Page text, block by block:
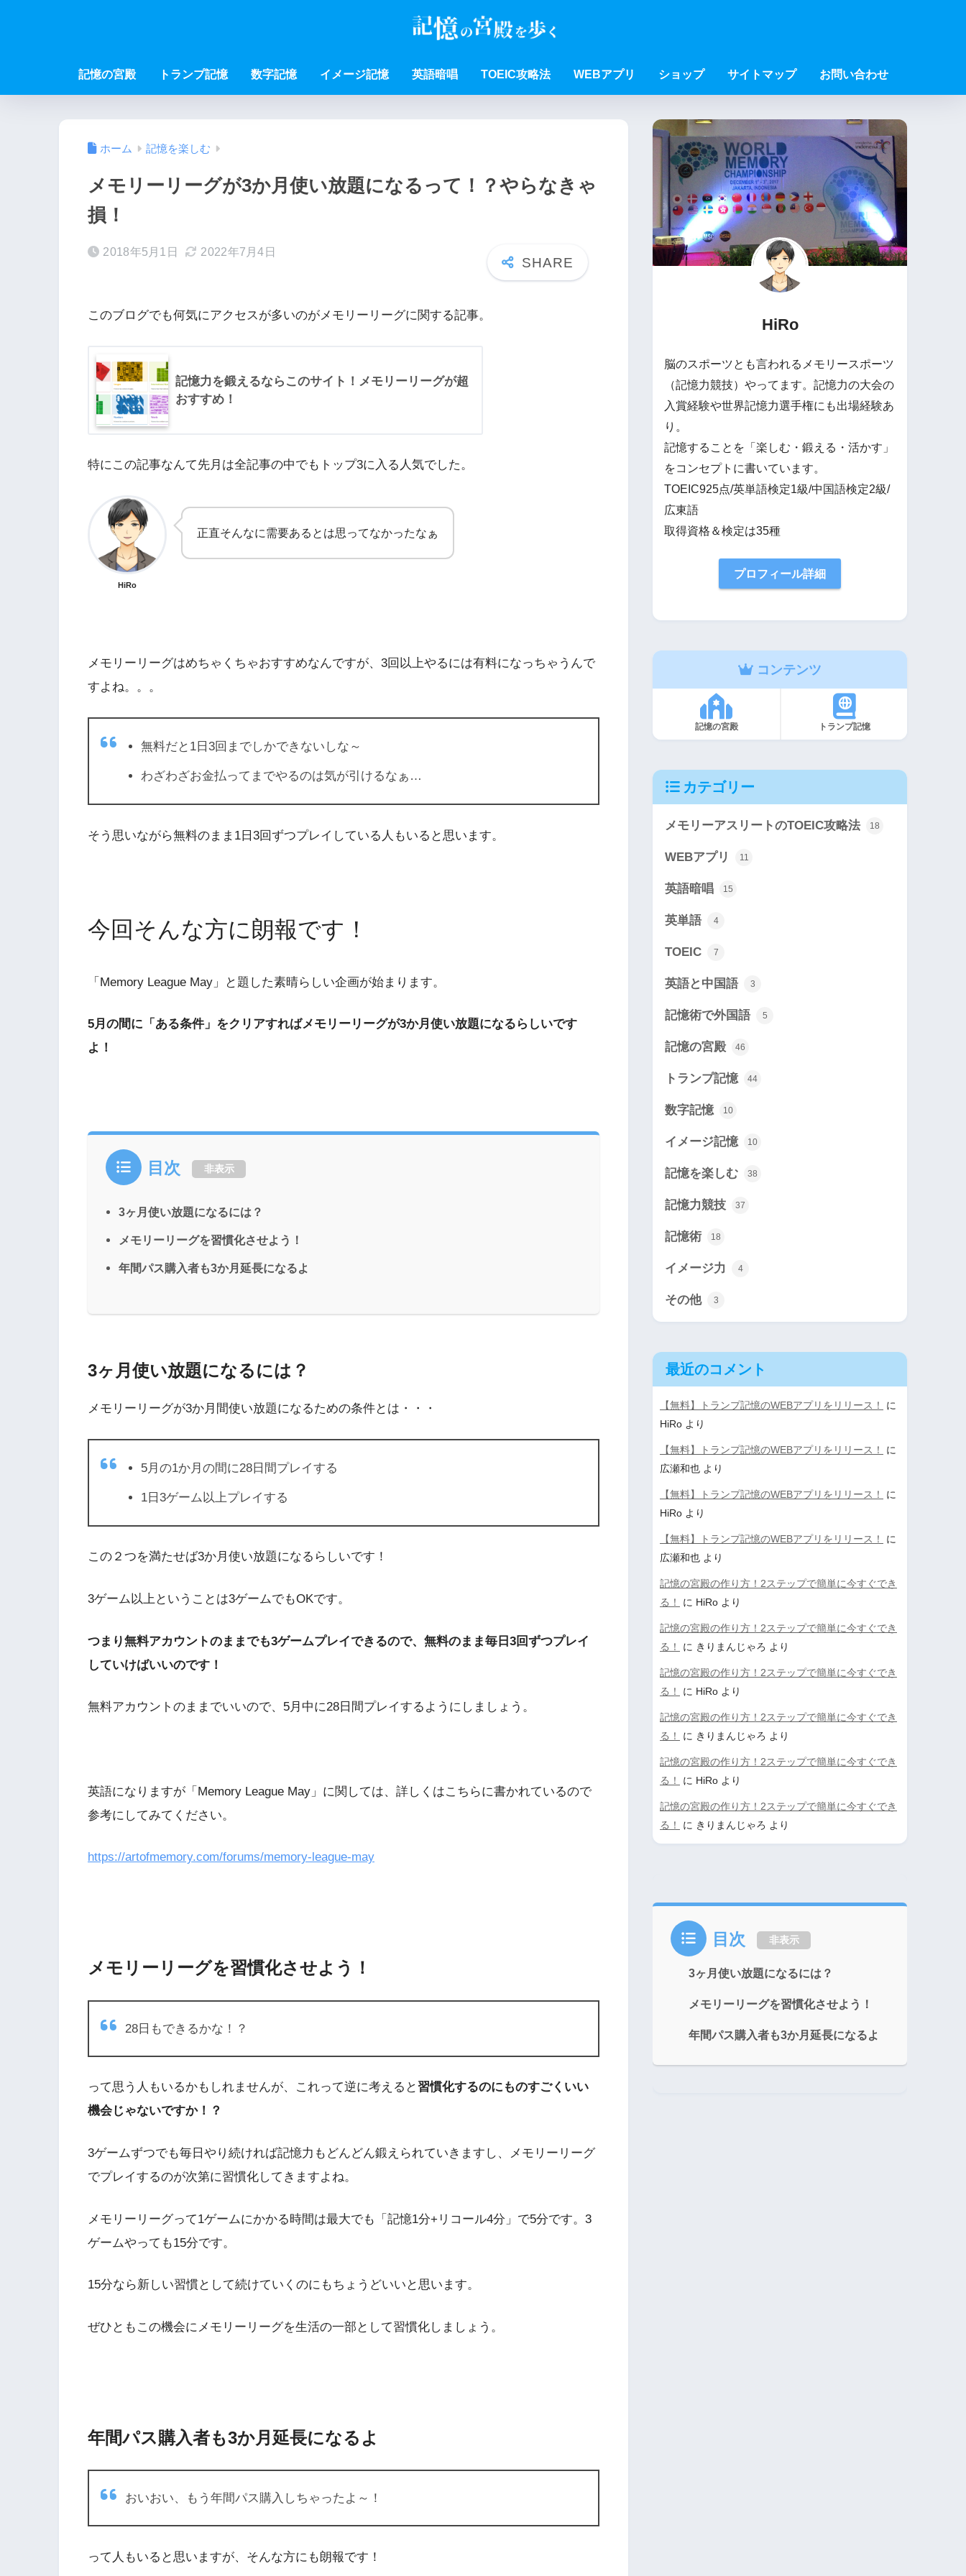
記憶の宮殿 トランプ記憶 数字記憶 イメージ記憶 英語暗唱 TOEIC攻略法 WEBアプリ ショップ サイトマップ お問い合わせ
ホーム 記憶を楽しむ
メモリーリーグが3か月使い放題になるって！？やらなきゃ
損！
2018年5月1日 2022年7月4日
このブログでも何気にアクセスが多いのがメモリーリーグに関する記事。
記憶力を鍛えるならこのサイト！メモリーリーグが超
おすすめ！
特にこの記事なんて先月は全記事の中でもトップ3に入る人気でした。
HiRo
正直そんなに需要あるとは思ってなかったなぁ
メモリーリーグはめちゃくちゃおすすめなんですが、3回以上やるには有料になっちゃうんで
すよね。。。
無料だと1日3回までしかできないしな～
わざわざお金払ってまでやるのは気が引けるなぁ…
そう思いながら無料のまま1日3回ずつプレイしている人もいると思います。
今回そんな方に朗報です！
「Memory League May」と題した素晴らしい企画が始まります。
5月の間に「ある条件」をクリアすればメモリーリーグが3か月使い放題になるらしいです
よ！
目次 非表示
3ヶ月使い放題になるには？
メモリーリーグを習慣化させよう！
年間パス購入者も3か月延長になるよ
3ヶ月使い放題になるには？
メモリーリーグが3か月間使い放題になるための条件とは・・・
5月の1か月の間に28日間プレイする
1日3ゲーム以上プレイする
この２つを満たせば3か月使い放題になるらしいです！
3ゲーム以上ということは3ゲームでもOKです。
つまり無料アカウントのままでも3ゲームプレイできるので、無料のまま毎日3回ずつプレイ
していけばいいのです！
無料アカウントのままでいいので、5月中に28日間プレイするようにしましょう。
英語になりますが「Memory League May」に関しては、詳しくはこちらに書かれているので
参考にしてみてください。
https://artofmemory.com/forums/memory-league-may
メモリーリーグを習慣化させよう！
28日もできるかな！？
って思う人もいるかもしれませんが、これって逆に考えると習慣化するのにものすごくいい
機会じゃないですか！？
3ゲームずつでも毎日やり続ければ記憶力もどんどん鍛えられていきますし、メモリーリーグ
でプレイするのが次第に習慣化してきますよね。
メモリーリーグって1ゲームにかかる時間は最大でも「記憶1分+リコール4分」で5分です。3
ゲームやっても15分です。
15分なら新しい習慣として続けていくのにもちょうどいいと思います。
ぜひともこの機会にメモリーリーグを生活の一部として習慣化しましょう。
年間パス購入者も3か月延長になるよ
おいおい、もう年間パス購入しちゃったよ～！
って人もいると思いますが、そんな方にも朗報です！
HiRo
脳のスポーツとも言われるメモリースポーツ
（記憶力競技）やってます。記憶力の大会の
入賞経験や世界記憶力選手権にも出場経験あ
り。
記憶することを「楽しむ・鍛える・活かす」
をコンセプトに書いています。
TOEIC925点/英単語検定1級/中国語検定2級/
広東語
取得資格＆検定は35種
プロフィール詳細
コンテンツ
記憶の宮殿 トランプ記憶
カテゴリー
メモリーアスリートのTOEIC攻略法 18
WEBアプリ 11
英語暗唱 15
英単語 4
TOEIC 7
英語と中国語 3
記憶術で外国語 5
記憶の宮殿 46
トランプ記憶 44
数字記憶 10
イメージ記憶 10
記憶を楽しむ 38
記憶力競技 37
記憶術 18
イメージ力 4
その他 3
最近のコメント
【無料】トランプ記憶のWEBアプリをリリース！
に
HiRo より
【無料】トランプ記憶のWEBアプリをリリース！
に
広瀬和也 より
【無料】トランプ記憶のWEBアプリをリリース！
に
HiRo より
【無料】トランプ記憶のWEBアプリをリリース！
に
広瀬和也 より
記憶の宮殿の作り方！2ステップで簡単に今すぐでき
る！
に HiRo より
記憶の宮殿の作り方！2ステップで簡単に今すぐでき
る！
に きりまんじゃろ より
記憶の宮殿の作り方！2ステップで簡単に今すぐでき
る！
に HiRo より
記憶の宮殿の作り方！2ステップで簡単に今すぐでき
る！
に きりまんじゃろ より
記憶の宮殿の作り方！2ステップで簡単に今すぐでき
る！
に HiRo より
記憶の宮殿の作り方！2ステップで簡単に今すぐでき
る！
に きりまんじゃろ より
目次 非表示
3ヶ月使い放題になるには？
メモリーリーグを習慣化させよう！
年間パス購入者も3か月延長になるよ